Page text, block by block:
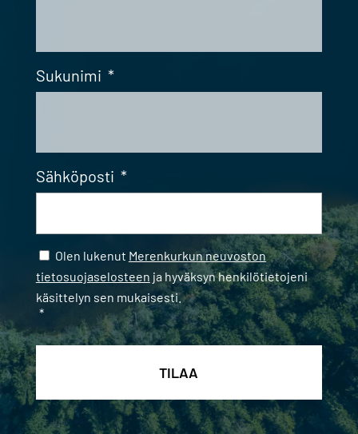
Sukunimi *
Sähköposti *
Samtycke *
Olen lukenut Merenkurkun neuvoston
tietosuojaselosteen ja hyväksyn henkilötietojeni
käsittelyn sen mukaisesti.
*